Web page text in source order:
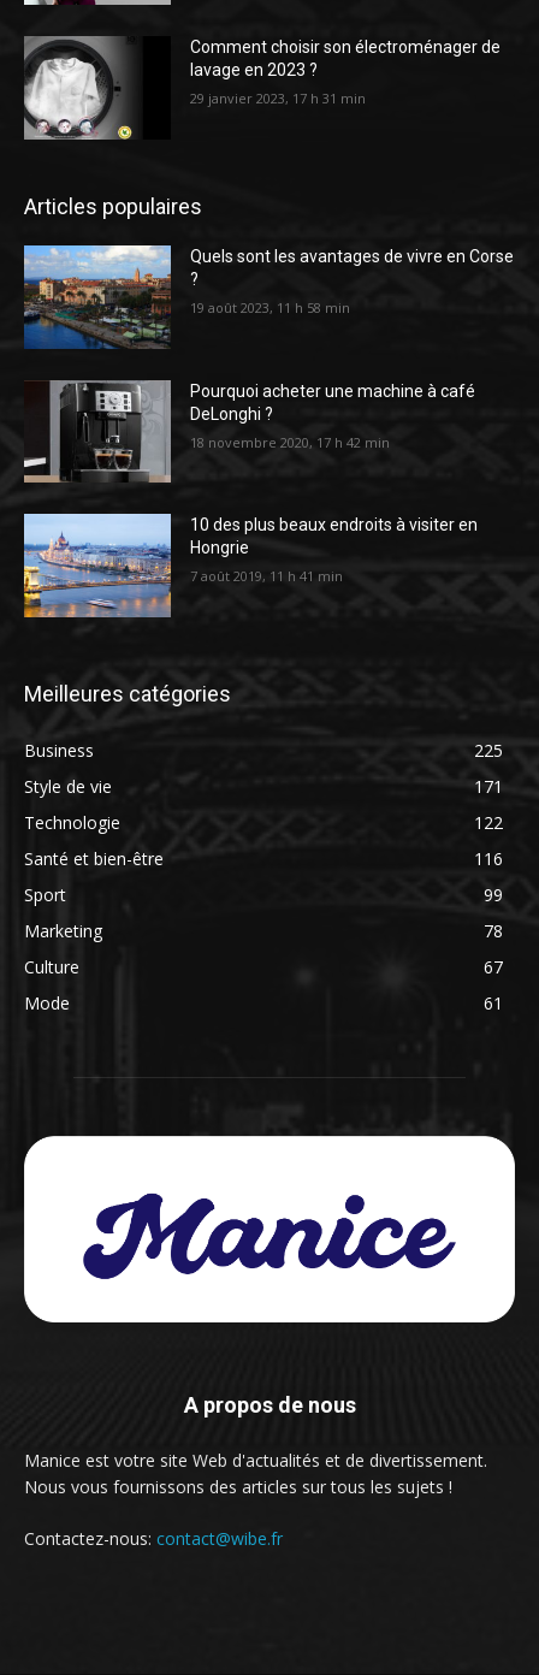
Comment choisir son électroménager de
lavage en 2023 ?
29 janvier 2023, 17 h 31 min
Articles populaires
Quels sont les avantages de vivre en Corse
?
19 août 2023, 11 h 58 min
Pourquoi acheter une machine à café
DeLonghi ?
18 novembre 2020, 17 h 42 min
10 des plus beaux endroits à visiter en
Hongrie
7 août 2019, 11 h 41 min
Meilleures catégories
Business
225
Style de vie
171
Technologie
122
Santé et bien-être
116
Sport
99
Marketing
78
Culture
67
Mode
61
A propos de nous
Manice est votre site Web d'actualités et de divertissement.
Nous vous fournissons des articles sur tous les sujets !
Contactez-nous: contact@wibe.fr